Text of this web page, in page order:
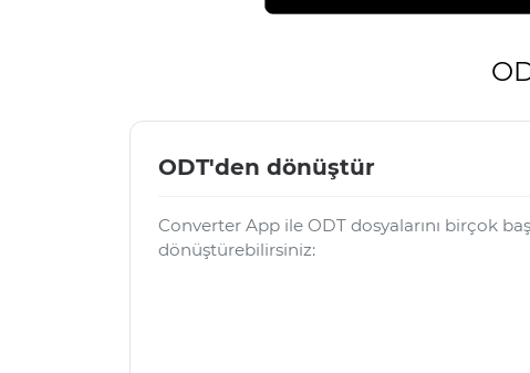
ODT'den dönüştür
Converter App ile ODT dosyalarını birçok
dönüştürebilirsiniz: